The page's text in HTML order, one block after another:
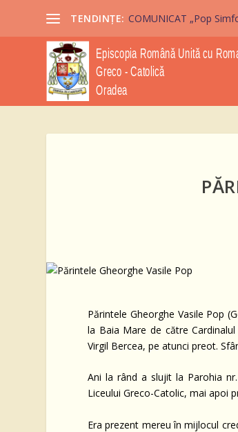
TENDINȚE: COMUNICAT „Pop
Părintele Gheorghe Vasile Pop
la Baia Mare de către
Virgil Bercea, pe atunci preot.
Ani la rând a slujit la Parohia
Liceului Greco-Catolic, mai apoi
Era prezent mereu în mijlocul